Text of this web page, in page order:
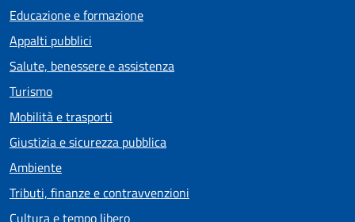
Educazione e formazione
Appalti pubblici
Salute, benessere e assistenza
Turismo
Mobilità e trasporti
Giustizia e sicurezza pubblica
Ambiente
Tributi, finanze e contravvenzioni
Cultura e tempo libero